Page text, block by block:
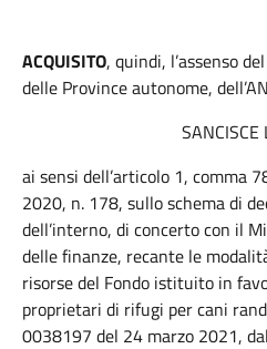
ACQUISITO, quindi, l’assenso
delle Province autonome,
SANCISCE
ai sensi dell’articolo 1, comma
2020, n. 178, sullo schema di
dell’interno, di concerto con il
delle finanze, recante le
risorse del Fondo istituito in
proprietari di rifugi per cani
0038197 del 24 marzo 2021,